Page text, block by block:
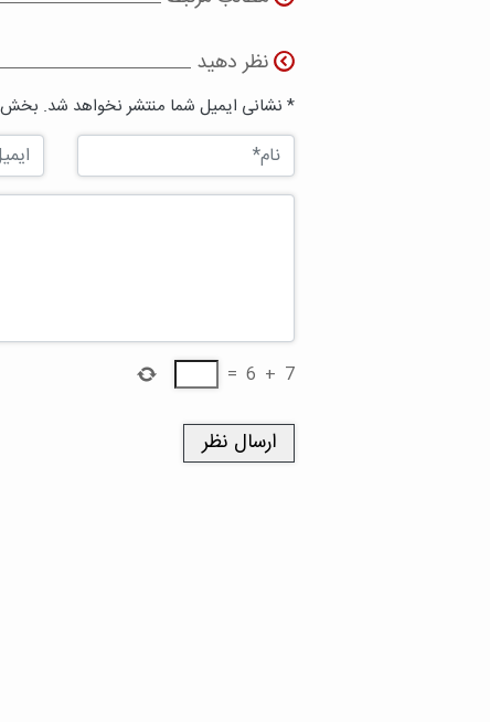
نظر دهید
* نشانی ایمیل شما منتشر نخواهد شد.
7
+
6
=